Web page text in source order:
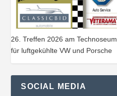
26. Treffen 2026 am Technoseum
für luftgekühlte VW und Porsche
SOCIAL MEDIA